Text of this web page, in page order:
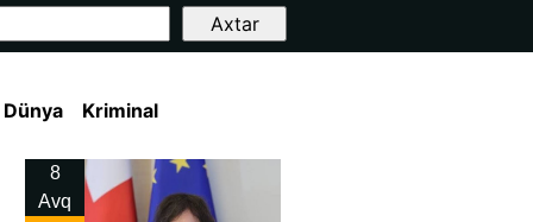
Dünya Kriminal
8
Avq